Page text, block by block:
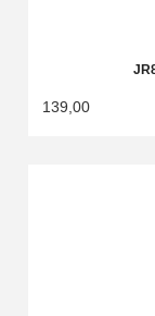
139,00